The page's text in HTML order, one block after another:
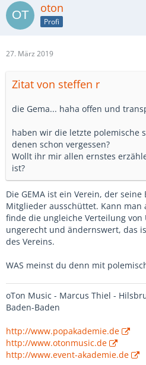
oton
Profi
27. März 2019
Zitat von steffen r
die Gema... haha offen und
haben wir die letzte polemische
denen schon vergessen?
Wollt ihr mir allen ernstes
ist?
Die GEMA ist ein Verein, der
Mitglieder ausschüttet. Kann man
finde die ungleiche Verteilung von
ungerecht und ändernswert, das
des Vereins.
WAS meinst du denn mit
oTon Music - Marcus Thiel -
Baden-Baden
http://www.popakademie.de
http://www.otonmusic.de
http://www.event-akademie.de